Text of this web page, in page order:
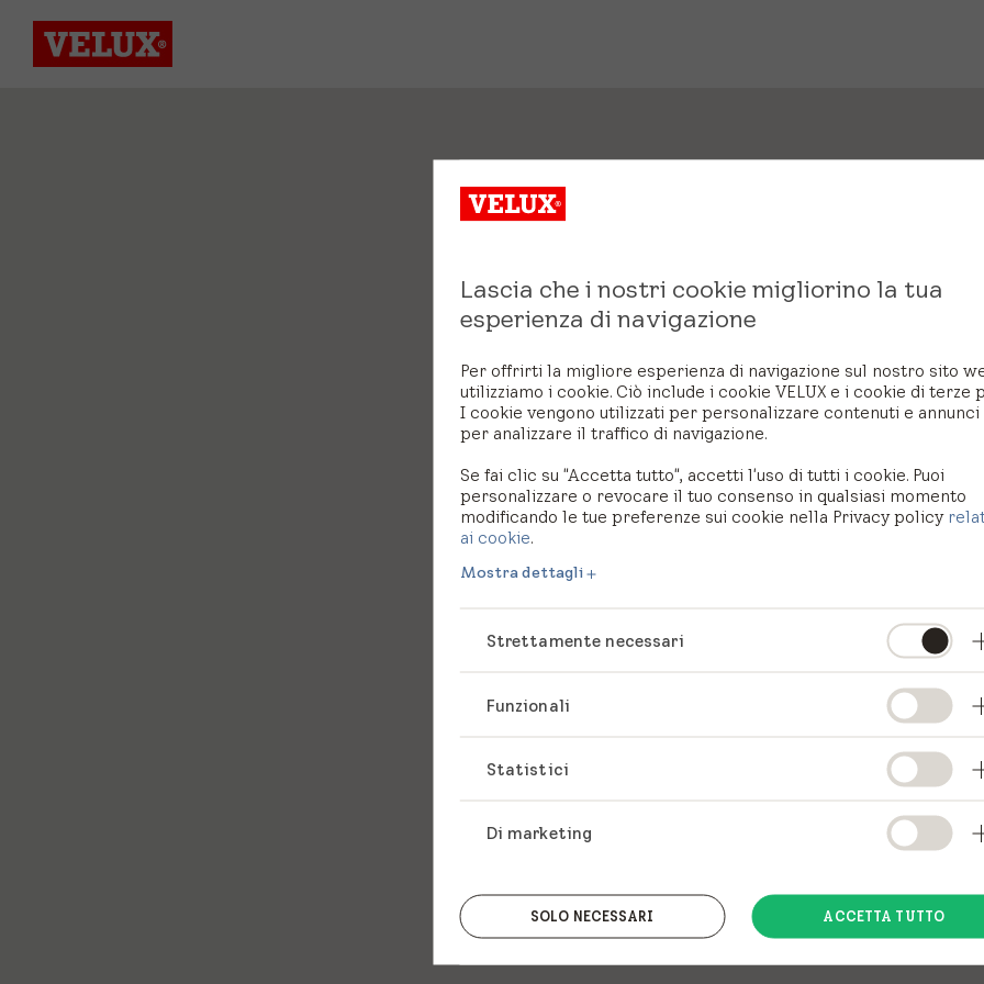
Lascia che i nostri cookie migliorino la tua
esperienza di navigazione
Per offrirti la migliore esperienza di navigazione sul nostro sito
utilizziamo i cookie. Ciò include i cookie VELUX e i cookie di terze
I cookie vengono utilizzati per personalizzare contenuti e annunci
per analizzare il traffico di navigazione.
Se fai clic su "Accetta tutto", accetti l'uso di tutti i cookie. Puoi
personalizzare o revocare il tuo consenso in qualsiasi momento
modificando le tue preferenze sui cookie nella Privacy policy
ai cookie.
Mostra dettagli
Strettamente necessari
Funzionali
Statistici
Di marketing
SOLO NECESSARI ACCETTA TUTTO